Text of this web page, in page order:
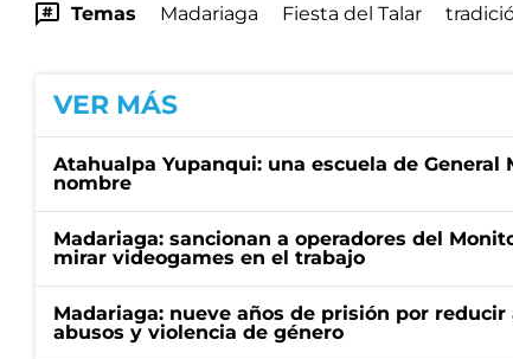
Temas Madariaga Fiesta del Talar
VER MÁS
Atahualpa Yupanqui: una escuela de General
nombre
Madariaga: sancionan a operadores del
mirar videogames en el trabajo
Madariaga: nueve años de prisión por
abusos y violencia de género